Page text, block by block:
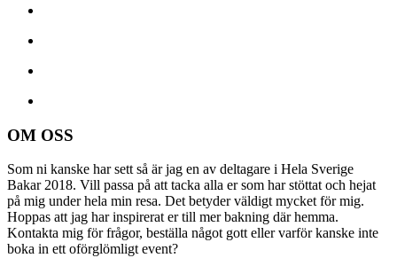
OM OSS
Som ni kanske har sett så är jag en av deltagare i Hela Sverige
Bakar 2018. Vill passa på att tacka alla er som har stöttat och hejat
på mig under hela min resa. Det betyder väldigt mycket för mig.
Hoppas att jag har inspirerat er till mer bakning där hemma.
Kontakta mig för frågor, beställa något gott eller varför kanske inte
boka in ett oförglömligt event?